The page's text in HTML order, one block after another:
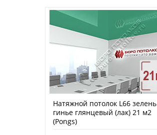
Натяжной потолок L66 зелень
гинье глянцевый (лак) 21 м2
(Pongs)